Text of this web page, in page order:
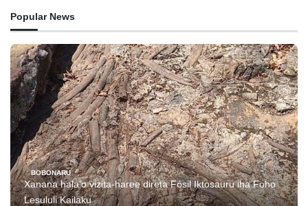
Popular News
BOBONARU
Xanana hala’o vizita-haree direta Fósil Iktosauru iha Foho
Lesululi Kailaku